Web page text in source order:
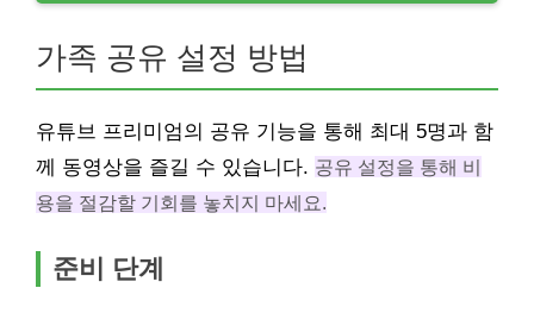
가족 공유 설정 방법
유튜브 프리미엄의 공유 기능을 통해 최대 5명과 함
께 동영상을 즐길 수 있습니다. 공유 설정을 통해 비
용을 절감할 기회를 놓치지 마세요.
준비 단계